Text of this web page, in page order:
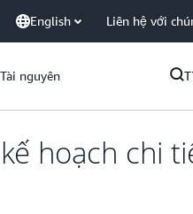
English Liên hệ với
Tài nguyên
hoạch chi